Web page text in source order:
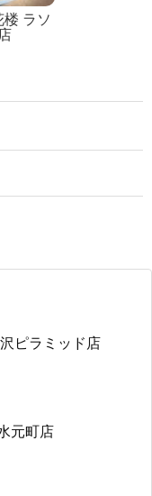
ラソ
ピラミッド店
元町店